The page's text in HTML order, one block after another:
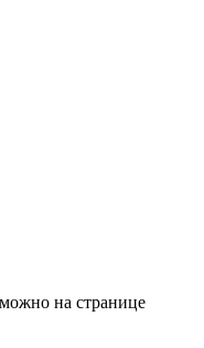
на странице